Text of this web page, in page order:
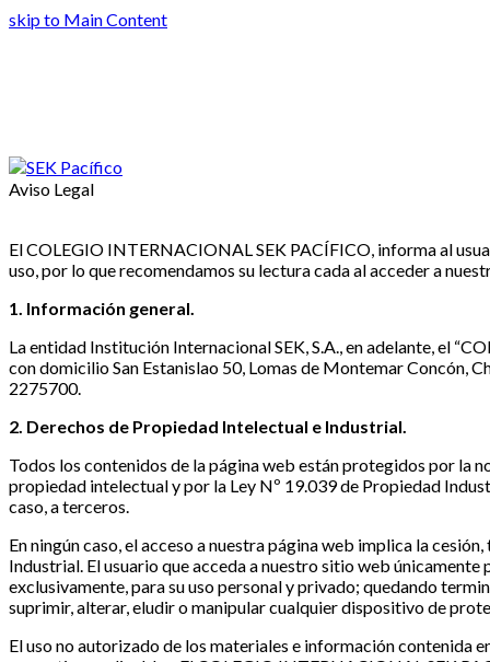
skip to Main Content
Aviso Legal
El COLEGIO INTERNACIONAL SEK PACÍFICO, informa al
uso, por lo que recomendamos su lectura cada al acceder a
1. Información general.
La entidad Institución Internacional SEK, S.A., en adelante, el
con domicilio San Estanislao 50, Lomas de Montemar Concón,
2275700.
2. Derechos de Propiedad Intelectual e Industrial.
Todos los contenidos de la página web están protegidos por la
propiedad intelectual y por la Ley Nº 19.039 de Propiedad
caso, a terceros.
En ningún caso, el acceso a nuestra página web implica la
Industrial. El usuario que acceda a nuestro sitio web
exclusivamente, para su uso personal y privado; quedando
suprimir, alterar, eludir o manipular cualquier dispositivo de
El uso no autorizado de los materiales e información contenida